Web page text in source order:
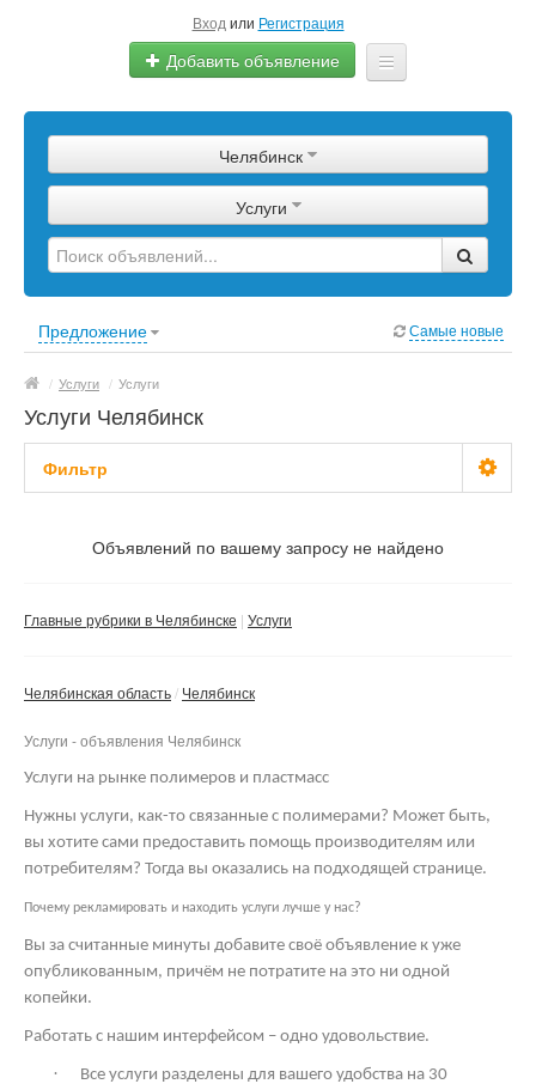
Вход или Регистрация
Добавить объявление
Сырье
Изделия
Оборудование
Челябинск
Услуги
Предложение Самые новые
/ Услуги / Услуги
Услуги Челябинск
Фильтр
Не важно
Частные
Применить
Объявлений по вашему запросу не найдено
Главные рубрики в Челябинске Услуги
Челябинская область Челябинск
Услуги - объявления Челябинск
Услуги на рынке полимеров и пластмасс
Нужны услуги, как-то связанные с полимерами? Может быть,
вы хотите сами предоставить помощь производителям или
потребителям? Тогда вы оказались на подходящей странице.
Почему рекламировать и находить услуги лучше у нас?
Вы за считанные минуты добавите своё объявление к уже
опубликованным, причём не потратите на это ни одной
копейки.
Работать с нашим интерфейсом – одно удовольствие.
·
Все услуги разделены для вашего удобства на 30